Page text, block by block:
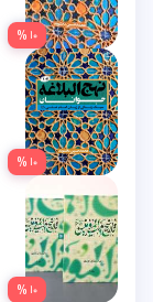
۱۰ %
۱۰ %
۱۰ %